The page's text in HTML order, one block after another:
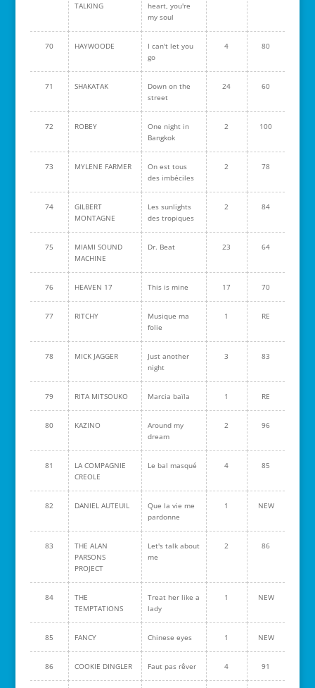
TALKING
heart, you're
my soul
70 HAYWOODE
I can't let you
go
4 80
71 SHAKATAK
Down on the
street
24 60
72 ROBEY
One night in
Bangkok
2 100
73 MYLENE FARMER
On est tous
des imbéciles
2 78
74
GILBERT
MONTAGNE
Les sunlights
des tropiques
2 84
75
MIAMI SOUND
MACHINE
Dr. Beat 23 64
76 HEAVEN 17 This is mine 17 70
77 RITCHY
Musique ma
folie
1 RE
78 MICK JAGGER
Just another
night
3 83
79 RITA MITSOUKO Marcia baïla 1 RE
80 KAZINO
Around my
dream
2 96
81
LA COMPAGNIE
CREOLE
Le bal masqué 4 85
82 DANIEL AUTEUIL
Que la vie me
pardonne
1 NEW
83
THE ALAN
PARSONS
PROJECT
Let's talk about
me
2 86
84
THE
TEMPTATIONS
Treat her like a
lady
1 NEW
85 FANCY Chinese eyes 1 NEW
86 COOKIE DINGLER Faut pas rêver 4 91